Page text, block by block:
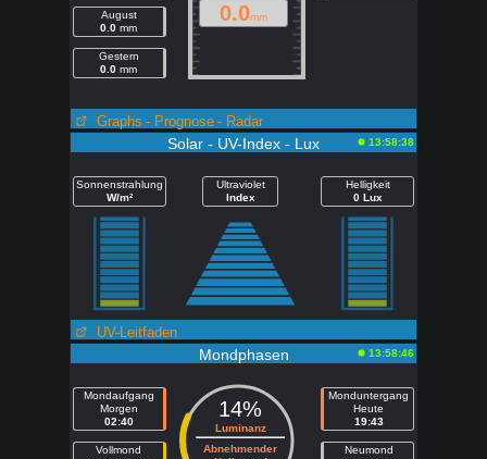
August
0.0 mm
Gestern
0.0 mm
0.0mm
Graphs - Prognose - Radar
Solar - UV-Index - Lux 13:58:38
Sonnenstrahlung
W/m²
Ultraviolet
Index
Helligkeit
0 Lux
UV-Leitfaden
Mondphasen 13:58:46
Mondaufgang
Morgen
02:40
Vollmond
14%
Luminanz
Abnehmender
Monduntergang
Heute
19:43
Neumond